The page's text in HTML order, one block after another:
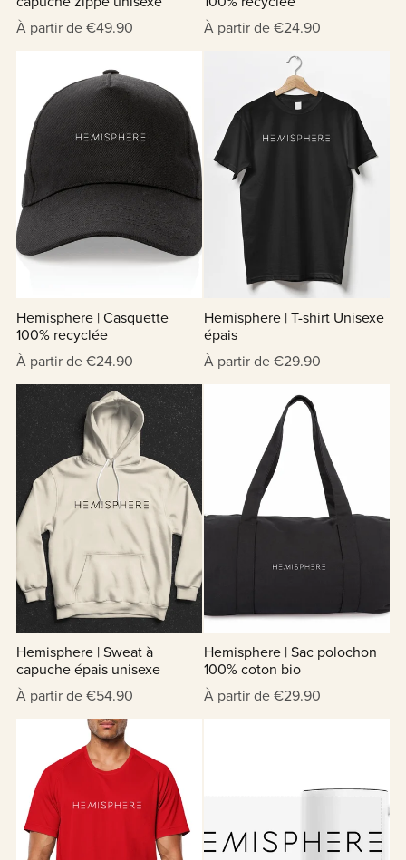
À partir de €49.90
À partir de €24.90
Hemisphere | Casquette
100% recyclée
À partir de €24.90
Hemisphere | T-shirt Unisexe
épais
À partir de €29.90
Hemisphere | Sweat à
capuche épais unisexe
À partir de €54.90
Hemisphere | Sac polochon
100% coton bio
À partir de €29.90